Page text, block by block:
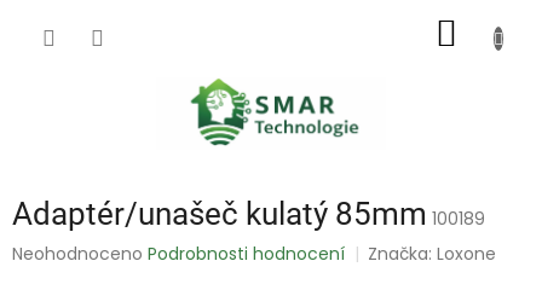
Adaptér/unašeč kulatý 85mm 100189
Průměrné
Neohodnoceno Podrobnosti hodnocení Značka:Loxone